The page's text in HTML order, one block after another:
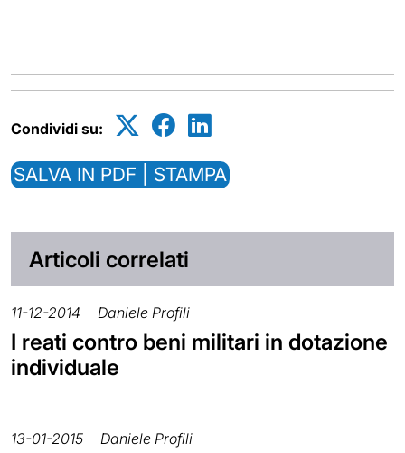
Condividi su:
SALVA IN PDF | STAMPA
Articoli correlati
11-12-2014 Daniele Profili
I reati contro beni militari in dotazione
individuale
13-01-2015 Daniele Profili